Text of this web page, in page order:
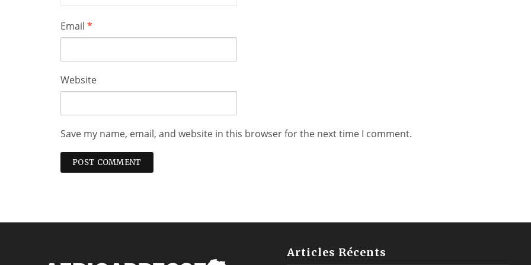
Email *
Website
Save my name, email, and website in this browser for the next time I comment.
Articles Récents